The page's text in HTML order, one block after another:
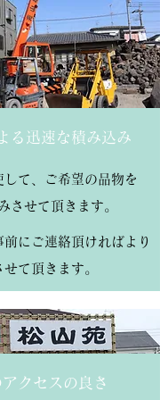
る迅速な積み込み
て、ご希望の品物を
させて 頂きます。
にご連絡頂ければより
せて頂きます。
クセスの良さ